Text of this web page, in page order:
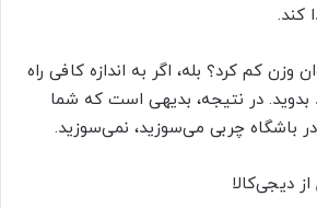
کند.
وزن کم کرد؟ بله، اگر به اندازه کافی راه
بدوید. در نتیجه، بدیهی است که شما
باشگاه چربی می‌سوزید، نمی‌سوزید.
دیجی‌کالا